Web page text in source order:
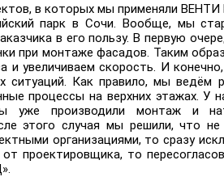
в которых мы применяли
парк в Сочи. Вообще, мы
в его пользу. В первую
при монтаже фасадов. Таким
и увеличиваем скорость. И
ситуаций. Как правило, мы ведём
процессы на верхних этажах. У
уже производили монтаж и
этого случая мы решили, что
организациями, то сразу
проектировщика, то